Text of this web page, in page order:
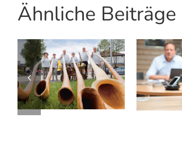
Ähnliche Beiträge